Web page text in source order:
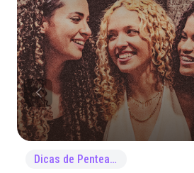
Dicas de Penteado